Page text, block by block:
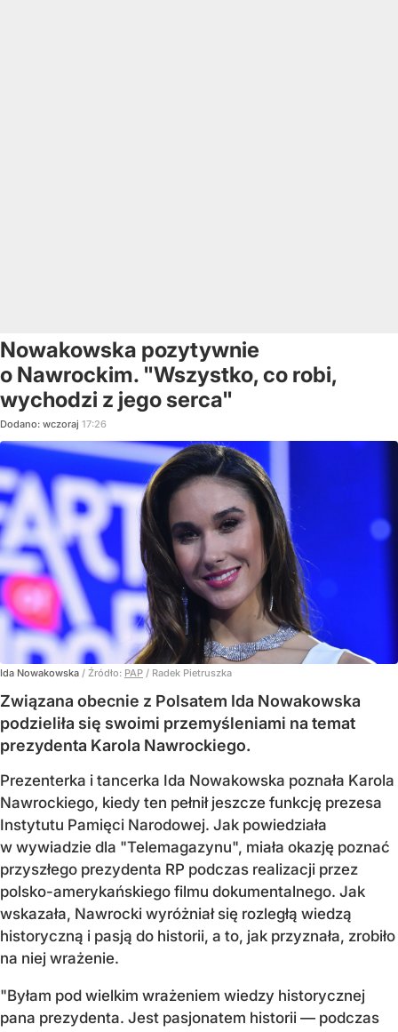
Nowakowska pozytywnie
o Nawrockim. "Wszystko, co robi,
wychodzi z jego serca"
Dodano: wczoraj 17:26
Ida Nowakowska / Źródło: PAP / Radek Pietruszka
Związana obecnie z Polsatem Ida Nowakowska
podzieliła się swoimi przemyśleniami na temat
prezydenta Karola Nawrockiego.
Prezenterka i tancerka Ida Nowakowska poznała Karola
Nawrockiego, kiedy ten pełnił jeszcze funkcję prezesa
Instytutu Pamięci Narodowej. Jak powiedziała
w wywiadzie dla "Telemagazynu", miała okazję poznać
przyszłego prezydenta RP podczas realizacji przez
polsko-amerykańskiego filmu dokumentalnego. Jak
wskazała, Nawrocki wyróżniał się rozległą wiedzą
historyczną i pasją do historii, a to, jak przyznała, zrobiło
na niej wrażenie.
"Byłam pod wielkim wrażeniem wiedzy historycznej
pana prezydenta. Jest pasjonatem historii — podczas